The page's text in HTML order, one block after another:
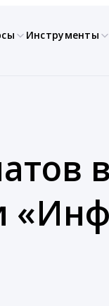
Инструменты